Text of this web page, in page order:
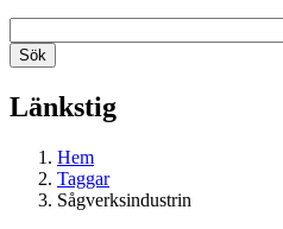
Länkstig
Hem
Taggar
Sågverksindustrin